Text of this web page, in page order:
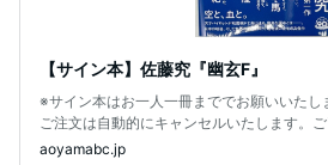
【サイン本】佐藤究『幽玄F』
※サイン本はお一人一冊まででお願いいた
ご注文は自動的にキャンセルいたします。
aoyamabc.jp